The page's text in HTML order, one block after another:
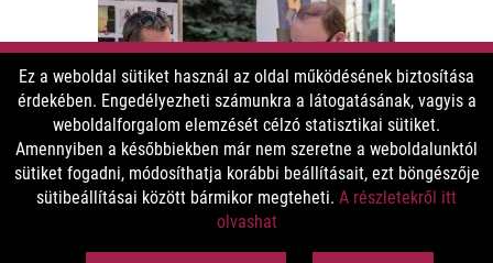
Ez a weboldal sütiket használ az oldal működésének biztosítása
érdekében. Engedélyezheti számunkra a látogatásának, vagyis a
weboldalforgalom elemzését célzó statisztikai sütiket.
Amennyiben a későbbiekben már nem szeretne a weboldalunktól
sütiket fogadni, módosíthatja korábbi beállításait, ezt böngészője
sütibeállításai között bármikor megteheti. A részletekről itt
olvashat